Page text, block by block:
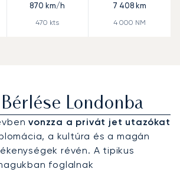
870 km/h
470 kts
7 408 km
4 000 NM
Londonba
vonzza a privát jet utazókat
a kultúra és a magán
révén. A tipikus
foglalnak